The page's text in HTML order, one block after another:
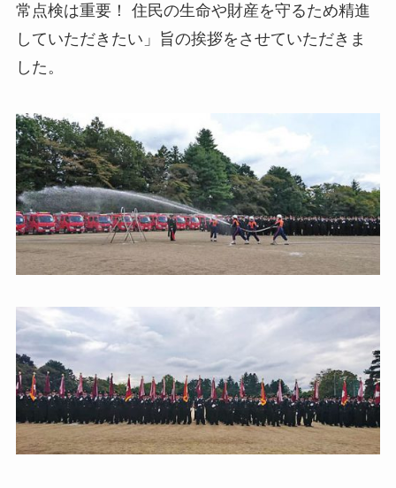
常点検は重要！ 住民の生命や財産を守るため精進
していただきたい」旨の挨拶をさせていただきま
した。